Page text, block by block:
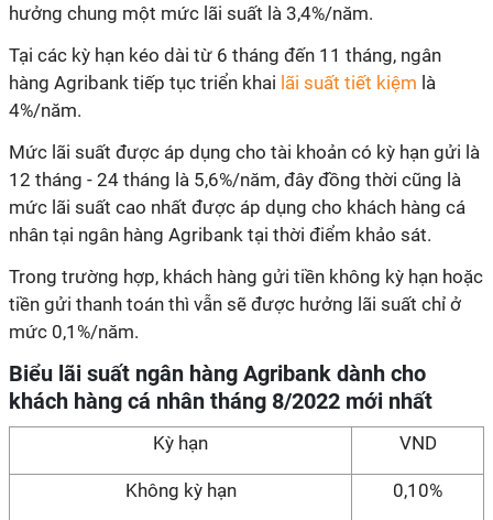
hưởng chung một mức lãi suất là 3,4%/năm.
Tại các kỳ hạn kéo dài từ 6 tháng đến 11 tháng, ngân
hàng Agribank tiếp tục triển khai lãi suất tiết kiệm là
4%/năm.
Mức lãi suất được áp dụng cho tài khoản có kỳ hạn gửi là
12 tháng - 24 tháng là 5,6%/năm, đây đồng thời cũng là
mức lãi suất cao nhất được áp dụng cho khách hàng cá
nhân tại ngân hàng Agribank tại thời điểm khảo sát.
Trong trường hợp, khách hàng gửi tiền không kỳ hạn hoặc
tiền gửi thanh toán thì vẫn sẽ được hưởng lãi suất chỉ ở
mức 0,1%/năm.
Biểu lãi suất ngân hàng Agribank dành cho
khách hàng cá nhân tháng 8/2022 mới nhất
Kỳ hạn VND
Không kỳ hạn 0,10%